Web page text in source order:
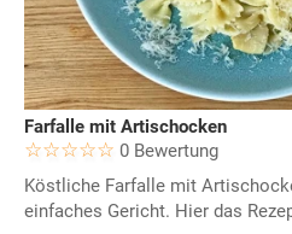
Farfalle mit Artischocken
0 Bewertung
Köstliche Farfalle mit
einfaches Gericht. Hier das